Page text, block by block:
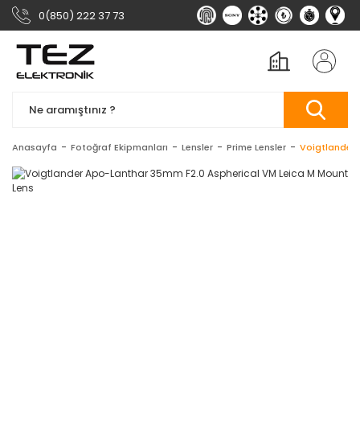
0(850) 222 37 73
Anasayfa Fotoğraf Ekipmanları Lensler Prime Lensler Voigtlander